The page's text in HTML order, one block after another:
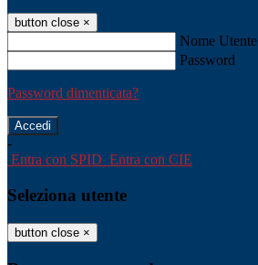
button close ×
Nome Utente
Password
Password dimenticata?
-
Entra con SPID Entra con CIE
Seleziona utente
button close ×